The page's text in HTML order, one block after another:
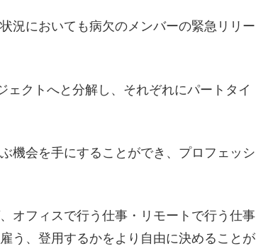
況においても病欠のメンバーの緊急リリー
クトへと分解し、それぞれにパートタイ
機会を手にすることができ、プロフェッシ
オフィスで行う仕事・リモートで行う仕事
う、登用するかをより自由に決めることが